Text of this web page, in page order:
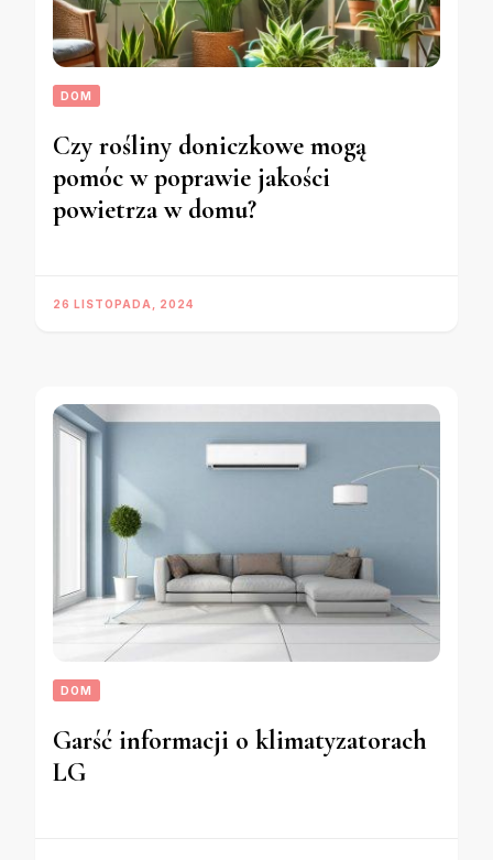
DOM
Czy rośliny doniczkowe mogą
pomóc w poprawie jakości
powietrza w domu?
26 LISTOPADA, 2024
DOM
Garść informacji o klimatyzatorach
LG